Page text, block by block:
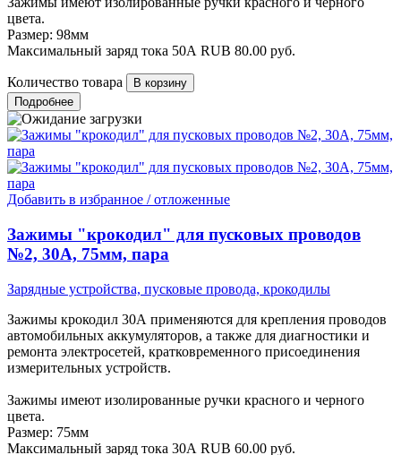
цвета.
Размер: 98мм
Максимальный заряд тока 50А RUB 80.00 руб.
Количество товара
Подробнее
Добавить в избранное / отложенные
Зажимы "крокодил" для пусковых проводов
№2, 30А, 75мм, пара
Зарядные устройства, пусковые провода, крокодилы
Зажимы крокодил 30А применяются для крепления проводов
автомобильных аккумуляторов, а также для диагностики и
ремонта электросетей, кратковременного присоединения
измерительных устройств.
Зажимы имеют изолированные ручки красного и черного
цвета.
Размер: 75мм
Максимальный заряд тока 30А RUB 60.00 руб.